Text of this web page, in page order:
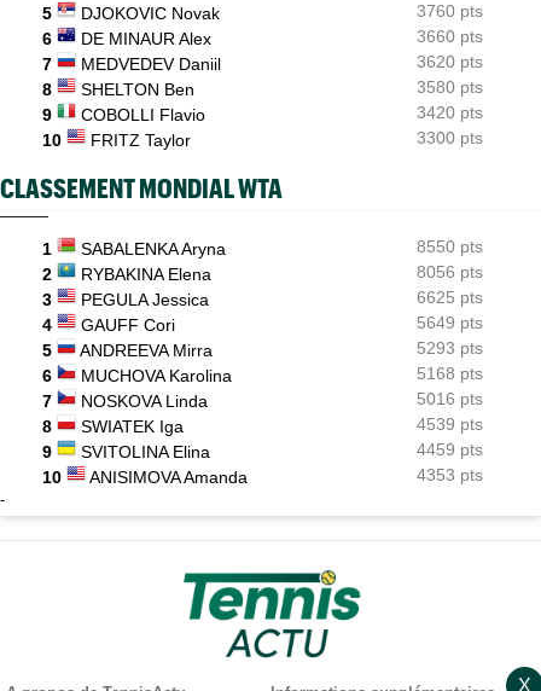
5
DJOKOVIC Novak
3760 pts
6
DE MINAUR Alex
3660 pts
7
MEDVEDEV Daniil
3620 pts
8
SHELTON Ben
3580 pts
9
COBOLLI Flavio
3420 pts
10
FRITZ Taylor 3300 pts
CLASSEMENT MONDIAL WTA
1 SABALENKA Aryna
8550 pts
2
RYBAKINA Elena
8056 pts
3
PEGULA Jessica
6625 pts
4
GAUFF Cori
5649 pts
5
ANDREEVA Mirra
5293 pts
6
MUCHOVA Karolina
5168 pts
7
NOSKOVA Linda
5016 pts
8
SWIATEK Iga
4539 pts
9
SVITOLINA Elina
4459 pts
10
ANISIMOVA Amanda 4353 pts
-
X